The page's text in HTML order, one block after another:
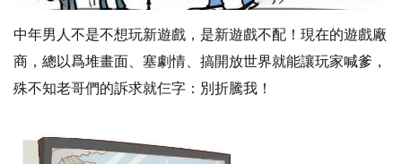
中年男人不是不想玩新遊戲，是新遊戲不配！現在的遊戲廠
商，總以爲堆畫面、塞劇情、搞開放世界就能讓玩家喊爹，
殊不知老哥們的訴求就仨字：別折騰我！